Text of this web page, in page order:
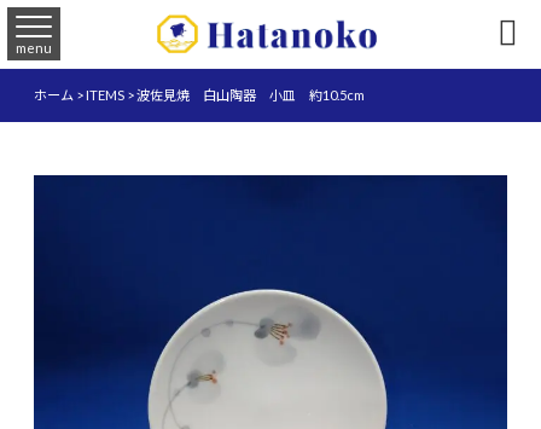
menu 
ホーム>ITEMS>波佐見焼 白山陶器 小皿 約10.5cm